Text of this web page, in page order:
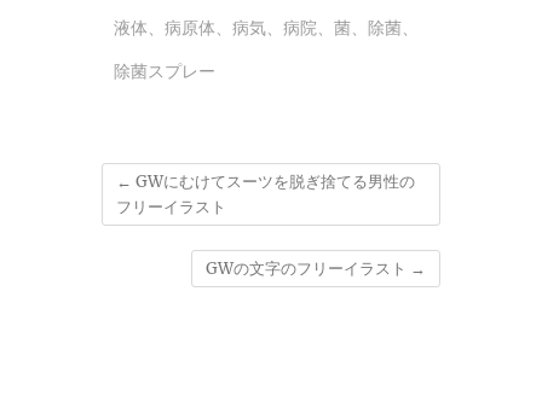
液体、 病原体、 病気、 病院、 菌、 除菌、
除菌スプレー
← GWにむけてスーツを脱ぎ捨てる男性の
フリーイラスト
GWの文字のフリーイラスト →